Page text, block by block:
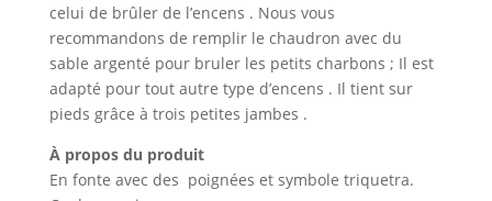
celui de brûler de l’encens . Nous vous
recommandons de remplir le chaudron avec du
sable argenté pour bruler les petits charbons ; Il est
adapté pour tout autre type d’encens . Il tient sur
pieds grâce à trois petites jambes .
À propos du produit
En fonte avec des poignées et symbole triquetra.